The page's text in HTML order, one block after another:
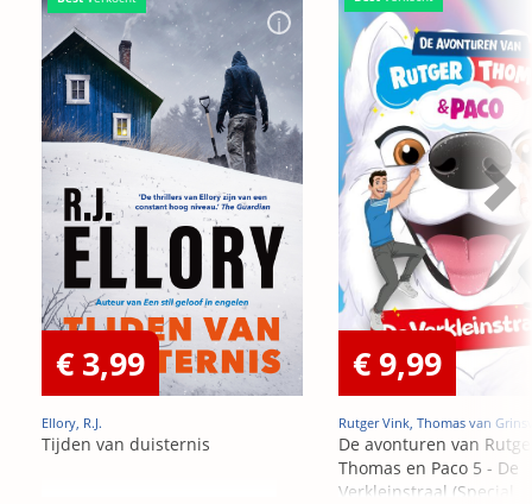
€ 3,99
Ellory, R.J.
Tijden van duisternis
€ 9,99
Rutger Vink, Thomas van
De avonturen van
Thomas en Paco 5 - De
Verkleinstraal (Special